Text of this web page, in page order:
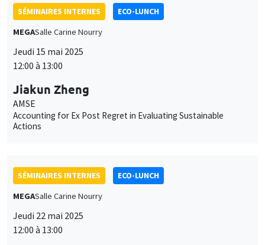
SÉMINAIRES INTERNES
ECO-LUNCH
MEGASalle Carine Nourry
Jeudi 15 mai 2025
12:00 à 13:00
Jiakun Zheng
AMSE
Accounting for Ex Post Regret in Evaluating Sustainable
Actions
SÉMINAIRES INTERNES
ECO-LUNCH
MEGASalle Carine Nourry
Jeudi 22 mai 2025
12:00 à 13:00